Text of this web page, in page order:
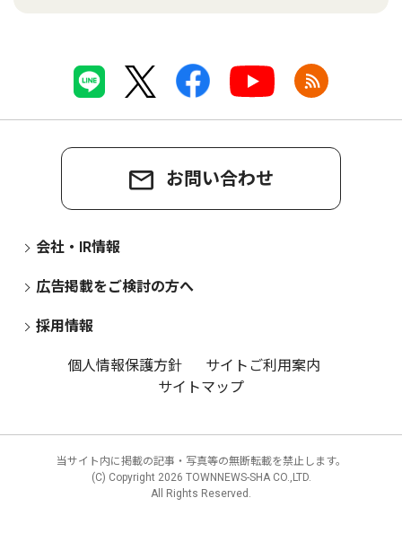
お問い合わせ
会社・IR情報
広告掲載をご検討の方へ
採用情報
個人情報保護方針
サイトご利用案内
サイトマップ
当サイト内に掲載の記事・写真等の無断転載を禁止します。
(C) Copyright 2026 TOWNNEWS-SHA CO.,LTD.
All Rights Reserved.